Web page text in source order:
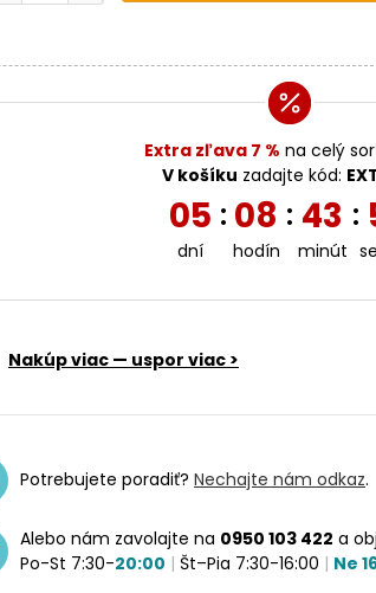
Extra zľava 7 % na celý
V košíku zadajte kód:
05
dní
: 08
hodín
: 43
minút
:
Nakúp viac — uspor viac >
Potrebujete poradiť? Nechajte nám odkaz.
Alebo nám zavolajte na 0950 103 422 a
Po-St 7:30-20:00 | Št–Pia 7:30-16:00 | Ne